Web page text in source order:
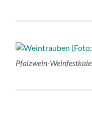
Pfalzwein-